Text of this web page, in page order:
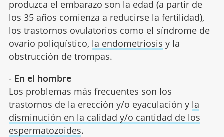
produzca el embarazo son la edad (a partir de
los 35 años comienza a reducirse la fertilidad),
los trastornos ovulatorios como el síndrome de
ovario poliquístico, la endometriosis y la
obstrucción de trompas.
- En el hombre
Los problemas más frecuentes son los
trastornos de la erección y/o eyaculación y la
disminución en la calidad y/o cantidad de los
espermatozoides.